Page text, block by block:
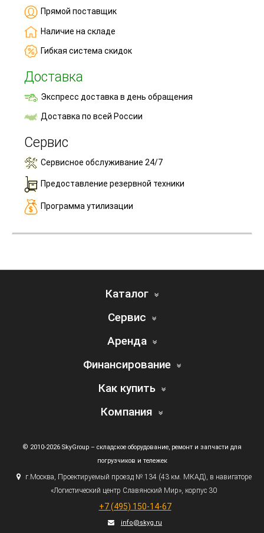
Прямой поставщик
Наличие на складе
Гибкая система скидок
Доставка
Экспресс доставка в день обращения
Доставка по всей России
Сервис
Сервисное обслуживание 24/7
Предоставление резервной техники
Программа утилизации
Каталог
Сервис
Аренда
Финансирование
Как купить
Компания
© 2010-2026 SkyGroup – складское оборудование, ремонт и запчасти для
погрузчиков и тележек
г. Москва, Проектируемый проезд № 134 (43км. МКАД), в навигаторе
«Логистический центр Славянский Мир», корпус 30
+7 (495) 150-14-67
info@skyg.ru